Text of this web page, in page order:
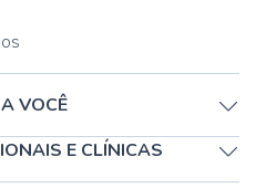
VOCÊ
E CLÍNICAS